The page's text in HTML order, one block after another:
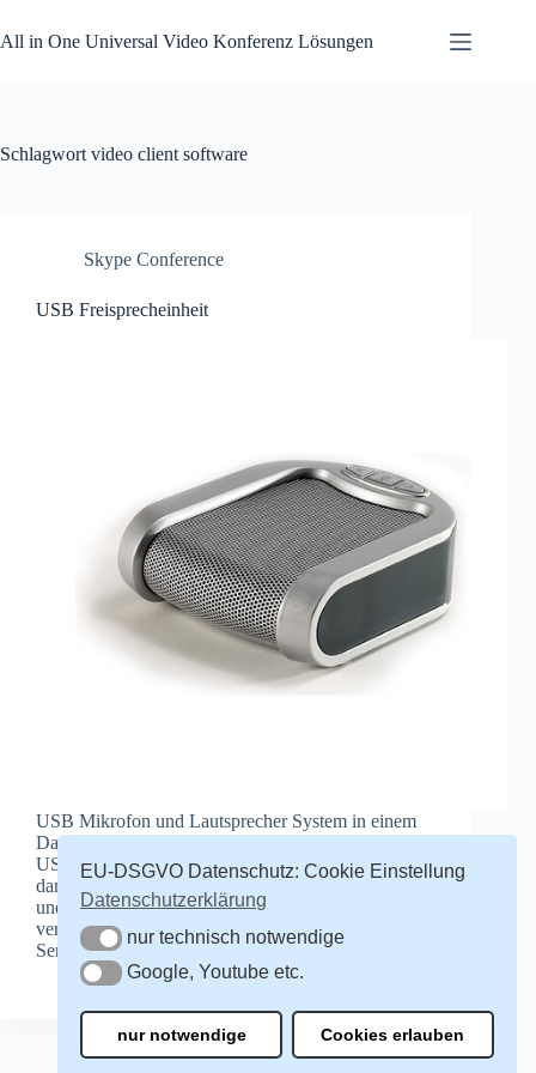
Inhalt
springen
All in One Universal Video Konferenz Lösungen
Schlagwort video client software
Skype Conference
USB Freisprecheinheit
USB Mikrofon und Lautsprecher System in einem
Das Mikrofon wird einfach über das mitgelieferte
USB Kabel am PC oder Notebook angeschlossen,
damit zählen Rückkopplungen, Pfeiffen, Rauschen
und Echo zur Vergangenheit an. Idealerweise auch
verwendbar in Verbindung mit der Conference
Server…
Redakteur
30. Januar 2015
EU-DSGVO Datenschutz: Cookie Einstellung
Datenschutzerklärung
nur technisch notwendige
nur technisch notwendige
Google, Youtube etc.
Google, Youtube etc.
nur notwendige Cookies erlauben